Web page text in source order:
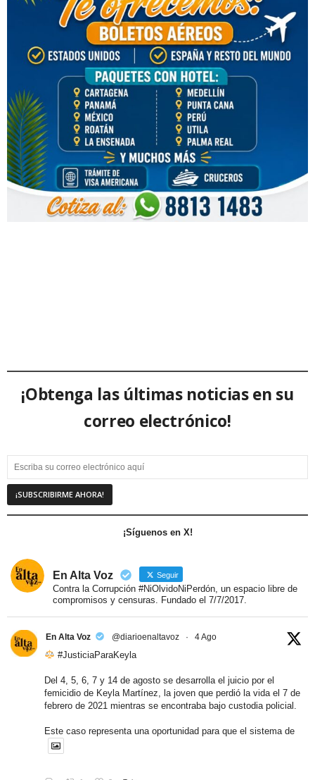
¡Obtenga las últimas noticias en su
correo electrónico!
¡Síguenos en X!
En Alta Voz Seguir
Contra la Corrupción #NiOlvidoNiPerdón, un espacio libre de
compromisos y censuras. Fundado el 7/7/2017.
En Alta Voz @diarioenaltavoz · 4 Ago
#JusticiaParaKeyla
Del 4, 5, 6, 7 y 14 de agosto se desarrolla el juicio por el
femicidio de Keyla Martínez, la joven que perdió la vida el 7 de
febrero de 2021 mientras se encontraba bajo custodia policial.
Este caso representa una oportunidad para que el sistema de